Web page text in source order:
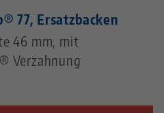
77, Ersatzbacken
46 mm, mit
Verzahnung